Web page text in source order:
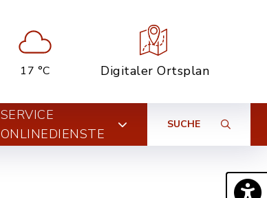
17 °C Digitaler Ortsplan
SERVICE
ONLINEDIENSTE
SUCHE